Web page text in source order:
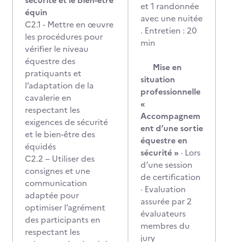
équin
C2.1 - Mettre en œuvre
les procédures pour
vérifier le niveau
équestre des
pratiquants et
l’adaptation de la
cavalerie en
respectant les
exigences de sécurité
et le bien-être des
équidés
C2.2 – Utiliser des
consignes et une
communication
adaptée pour
optimiser l’agrément
des participants en
respectant les
et 1 randonnée
avec une nuitée
. Entretien : 20
min
Mise en
situation
professionnelle
«
Accompagnem
ent d’une sortie
équestre en
sécurité » · Lors
d’une session
de certification
· Evaluation
assurée par 2
évaluateurs
membres du
jury